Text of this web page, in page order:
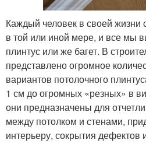
Каждый человек в своей жизни
в той или иной мере, и все мы
плинтус или же багет. В
представлено огромное
вариантов потолочного
1 см до огромных «резных» в
они предназначены для
между потолком и стенами,
интерьеру, сокрытия дефектов